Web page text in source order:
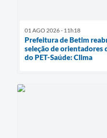
01 AGO 2026 - 11h18
Prefeitura de Betim
seleção de orientadores
do PET-Saúde: Clima